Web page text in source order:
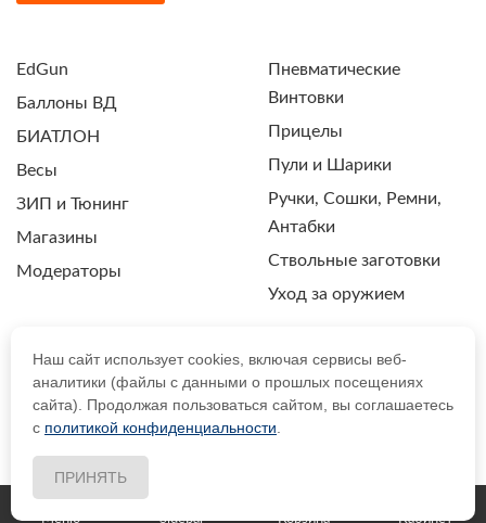
Меню Sidebar Корзина Кабинет
EdGun
Баллоны ВД
БИАТЛОН
Весы
ЗИП и Тюнинг
Магазины
Модераторы
Пневматические
Винтовки
Прицелы
Пули и Шарики
Ручки, Сошки, Ремни,
Антабки
Ствольные заготовки
Уход за оружием
ПОЛИТИКА КОНФИДЕНЦИАЛЬНОСТИ
Наш сайт использует cookies, включая сервисы веб-
аналитики (файлы с данными о прошлых посещениях
сайта). Продолжая пользоваться сайтом, вы соглашаетесь
с политикой конфиденциальности
ПРИНЯТЬ